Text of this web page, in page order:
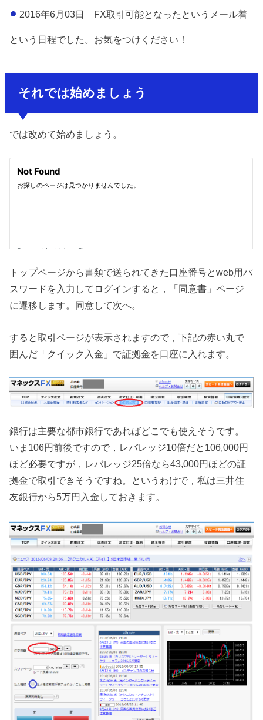
2016年6月03日 FX取引可能となったというメール着
という日程でした。お気をつけください！
それでは始めましょう
では改めて始めましょう。
トップページから書類で送られてきた口座番号とweb用パ
スワードを入力してログインすると，「同意書」ページ
に遷移します。同意して次へ。
すると取引ページが表示されますので，下記の赤い丸で
囲んだ「クイック入金」で証拠金を口座に入れます。
銀行は主要な都市銀行であればどこでも使えそうです。
いま106円前後ですので，レバレッジ10倍だと106,000円
ほど必要ですが，レバレッジ25倍なら43,000円ほどの証
拠金で取引できそうですね。というわけで，私は三井住
友銀行から5万円入金しておきます。